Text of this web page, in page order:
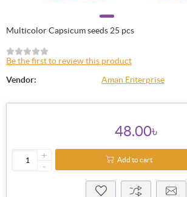
Multicolor Capsicum seeds 25 pcs
Be the first to review this product
Vendor:
Aman Enterprise
48.00৳
+
-
Add to cart